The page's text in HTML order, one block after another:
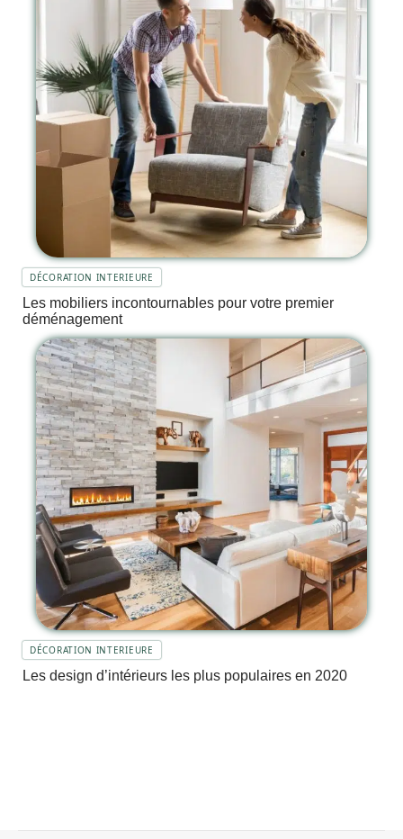
DÉCORATION INTERIEURE
Les mobiliers incontournables pour votre premier
déménagement
DÉCORATION INTERIEURE
Les design d’intérieurs les plus populaires en 2020